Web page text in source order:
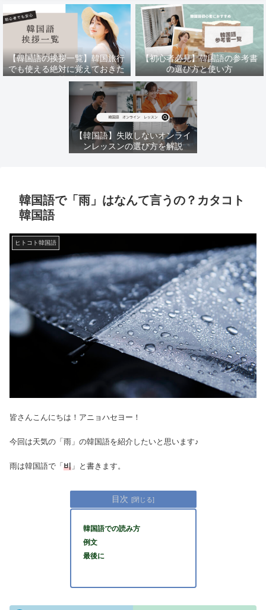
【韓国語の挨拶一覧】韓国旅行
でも使える絶対に覚えておきた
い韓国語
【初心者必見】韓国語の参考書
の選び方と使い方
【韓国語】失敗しないオンライ
ンレッスンの選び方を解説
韓国語で「雨」はなんて言うの？カタコト
韓国語
ヒトコト韓国語
皆さんこんにちは！アニョハセヨー！
今回は天気の「雨」の韓国語を紹介したいと思います♪
雨は韓国語で「 비 」と書きます。
目次
韓国語での読み方
例文
最後に